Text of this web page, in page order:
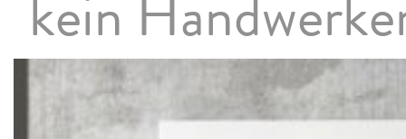
kein